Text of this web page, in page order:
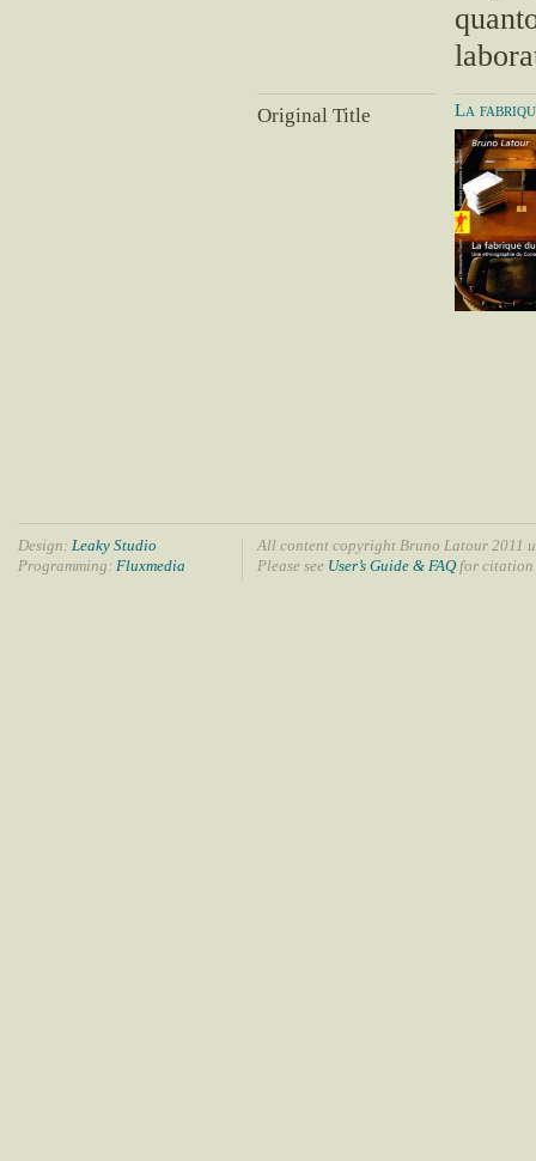
Original Title La
Design: Leaky Studio
Programming: Fluxmedia
All content copyright Bruno Latour 2011
Please see User’s Guide & FAQfor citation